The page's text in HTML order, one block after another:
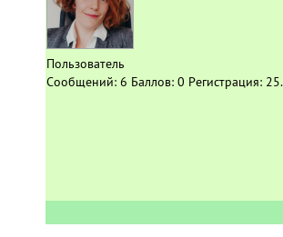
Пользователь
Сообщений: 6 Баллов: 0 Регистрация: